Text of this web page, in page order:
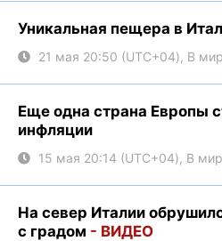
Уникальная пещера в
21 мая 20:50 (UTC+04), В
Еще одна страна Европы
инфляции
15 мая 20:14 (UTC+04), В
На север Италии
с градом - ВИДЕО